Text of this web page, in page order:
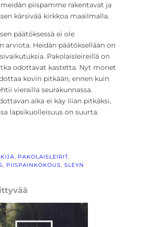
piispamme rakentavat ja
kärsivää kirkkoa maailmalla.
päätöksessä ei ole
arviota. Heidän päätöksellään on
Pakolaisleireillä on
odottavat kastetta. Nyt monet
kovin pitkään, ennen kuin
vierailla seurakunnassa.
aika ei käy liian pitkäksi,
lapsikuolleisuus on suurta.
, PAKOLAISLEIRIT
, PIISPAINKOKOUS, SLEYN